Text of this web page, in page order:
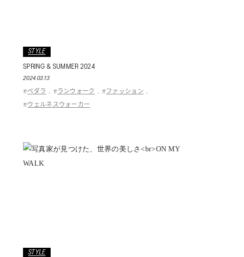
STYLE
SPRING & SUMMER 2024
2024.03.13
# ペダラ , # ランウォーク , # ファッション ,
# ウェルネスウォーカー
STYLE